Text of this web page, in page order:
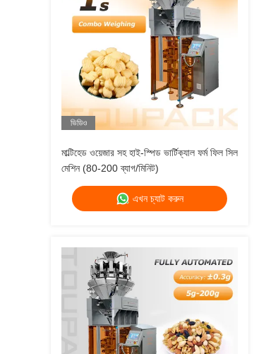
ভিডিও
মাল্টিহেড ওয়েজার সহ হাই-স্পিড ভার্টিক্যাল ফর্ম ফিল সিল
মেশিন (80-200 ব্যাগ/মিনিট)
এখন চ্যাট করুন